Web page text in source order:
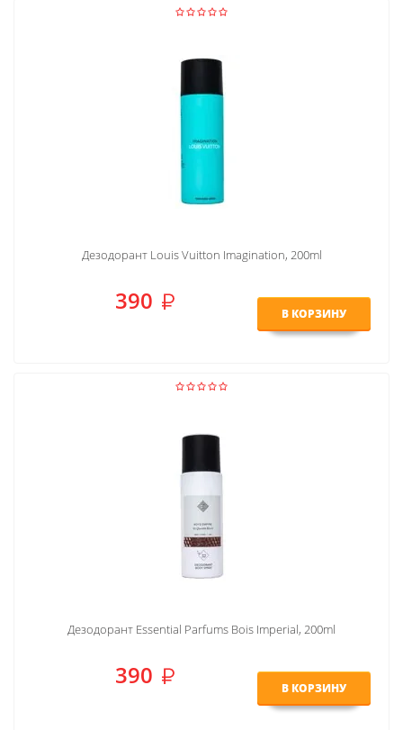
Дезодорант Louis Vuitton Imagination, 200ml
390 В КОРЗИНУ
Дезодорант Essential Parfums Bois Imperial, 200ml
390 В КОРЗИНУ